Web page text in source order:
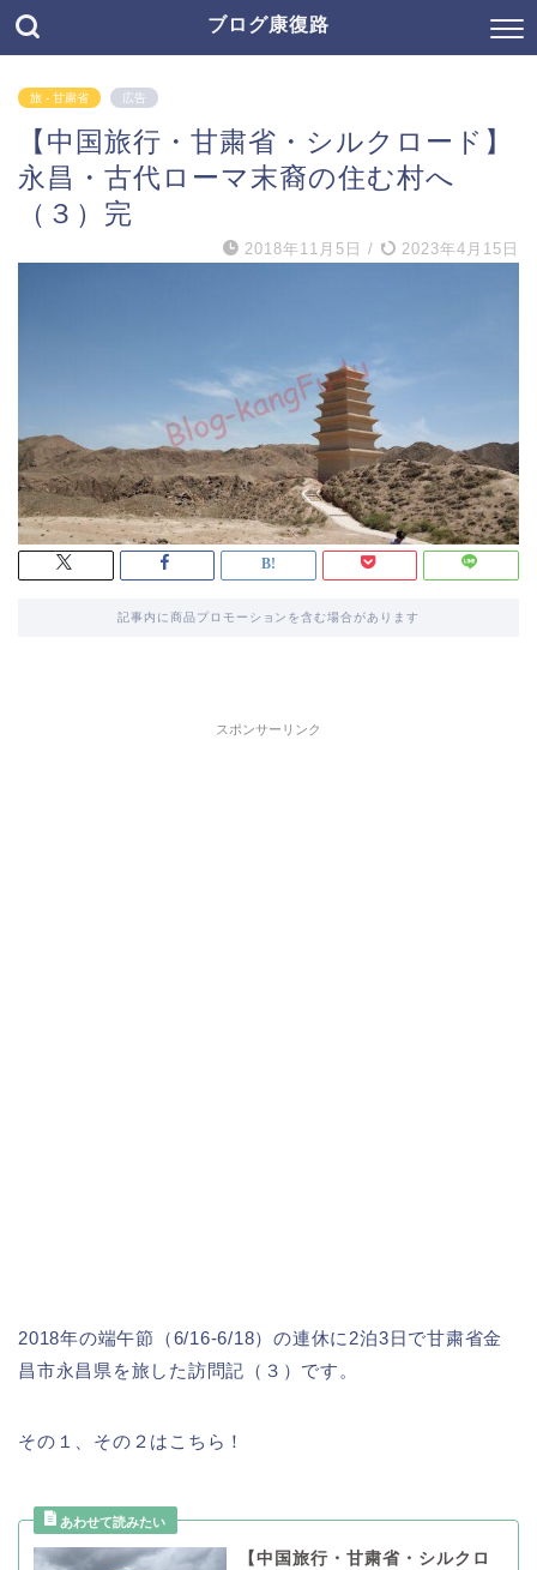
ブログ康復路
旅 - 甘粛省 広告
【中国旅行・甘粛省・シルクロード】
永昌・古代ローマ末裔の住む村へ
（３）完
2018年11月5日 / 2023年4月15日
記事内に商品プロモーションを含む場合があります
スポンサーリンク
2018年の端午節（6/16-6/18）の連休に2泊3日で甘粛省金
昌市永昌県を旅した訪問記（３）です。
その１、その２はこちら！
【中国旅行・甘粛省・シルクロ